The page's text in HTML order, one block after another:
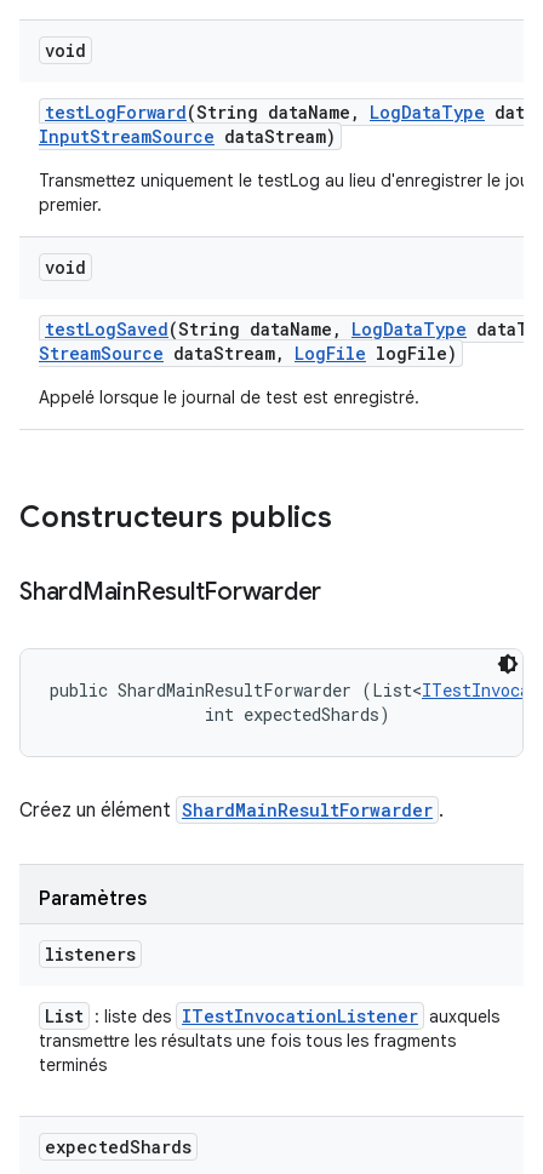
void
testLogForward(String dataName , LogDataType data
InputStreamSource dataStream)
Transmettez uniquement le testLog au lieu d'enregistrer le
premier.
void
testLogSaved(String dataName , LogDataType data
StreamSource dataStream, LogFile logFile)
Appelé lorsque le journal de test est enregistré.
Constructeurs publics
ShardMainResultForwarder
public ShardMainResultForwarder (List<
                int expectedShards)
Créez un élément ShardMainResultForwarder .
Paramètres
listeners
List : liste des ITestInvocationListener auxquels
transmettre les résultats une fois tous les fragments
terminés
expectedShards